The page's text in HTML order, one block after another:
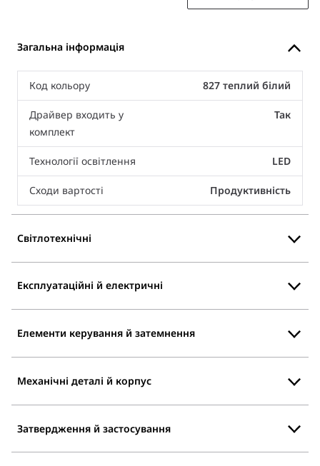
Загальна інформація
Код кольору 827 теплий білий
Драйвер входить у
комплект
Так
Технології освітлення LED
Сходи вартості Продуктивність
Світлотехнічні
Експлуатаційні й електричні
Елементи керування й затемнення
Механічні деталі й корпус
Затвердження й застосування